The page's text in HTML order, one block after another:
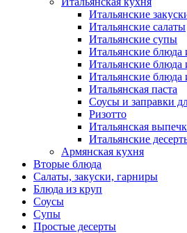
Итальянские
Итальянские салаты
Итальянские супы
Итальянские
Итальянские блюда
Итальянские блюда
Итальянская паста
Соусы и заправки
Ризотто
Итальянская
Итальянские
Армянская кухня
Вторые блюда
Салаты, закуски, гарниры
Блюда из круп
Соусы
Супы
Простые десерты